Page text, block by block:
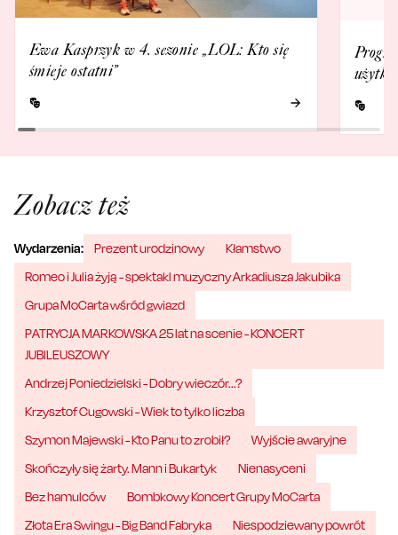
Ewa Kasprzyk w 4. sezonie „LOL: Kto się
śmieje ostatni”
Zobacz też
Wydarzenia: Prezent urodzinowy
Kłamstwo
Romeo i Julia żyją - spektakl muzyczny Arkadiusza Jakubika
Grupa MoCarta wśród gwiazd
PATRYCJA MARKOWSKA 25 lat na scenie - KONCERT
JUBILEUSZOWY
Andrzej Poniedzielski - Dobry wieczór...?
Krzysztof Cugowski - Wiek to tylko liczba
Szymon Majewski - Kto Panu to zrobił?
Wyjście awaryjne
Skończyły się żarty. Mann i Bukartyk
Nienasyceni
Bez hamulców
Bombkowy Koncert Grupy MoCarta
Złota Era Swingu - Big Band Fabryka
Niespodziewany powrót